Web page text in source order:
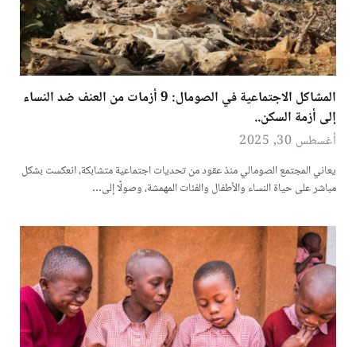
المشاكل الاجتماعية في الصومال: 9 أزمات من العنف ضد النساء
إلى أزمة السكن..
أغسطس 30, 2025
يعاني المجتمع الصومالي منذ عقود من تحديات اجتماعية متشابكة، انعكست بشكل
مباشر على حياة النساء والأطفال والفئات المهمشة، وصولًا إلى…